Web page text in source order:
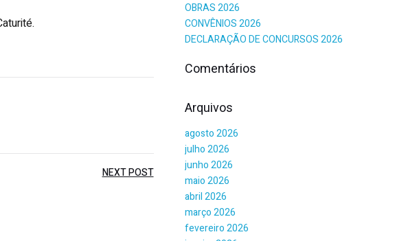
NEXT POST
OBRAS 2026
CONVÊNIOS 2026
DECLARAÇÃO DE CONCURSOS 2026
Comentários
Arquivos
agosto 2026
julho 2026
junho 2026
maio 2026
abril 2026
março 2026
fevereiro 2026